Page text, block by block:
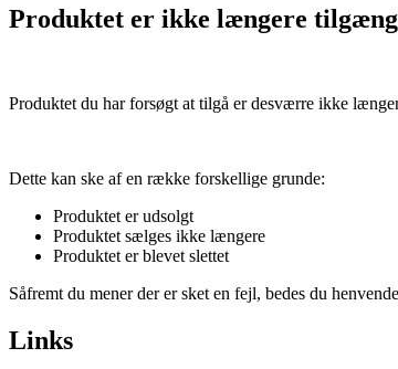
Produktet er ikke længere
Produktet du har forsøgt at tilgå er desværre ikke
Dette kan ske af en række forskellige grunde:
Produktet er udsolgt
Produktet sælges ikke længere
Produktet er blevet slettet
Såfremt du mener der er sket en fejl, bedes du
Links